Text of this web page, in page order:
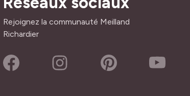
Rejoignez la communauté Meilland
Richardier